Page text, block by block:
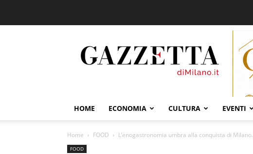
HOME ECONOMIA CULTURA EVENTI
Home FOOD L’enogastronomia umbra alla conquista di Milano.
FOOD